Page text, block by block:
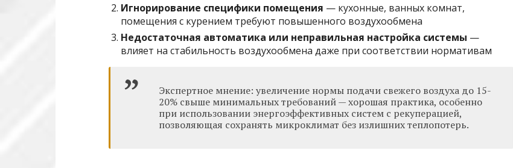
Игнорирование специфики помещения — кухонные, ванных комнат,
помещения с курением требуют повышенного воздухообмена
Недостаточная автоматика или неправильная настройка системы —
влияет на стабильность воздухообмена даже при соответствии нормативам
Экспертное мнение: увеличение нормы подачи свежего воздуха до 15-
20% свыше минимальных требований — хорошая практика, особенно
при использовании энергоэффективных систем с рекуперацией,
позволяющая сохранять микроклимат без излишних теплопотерь.